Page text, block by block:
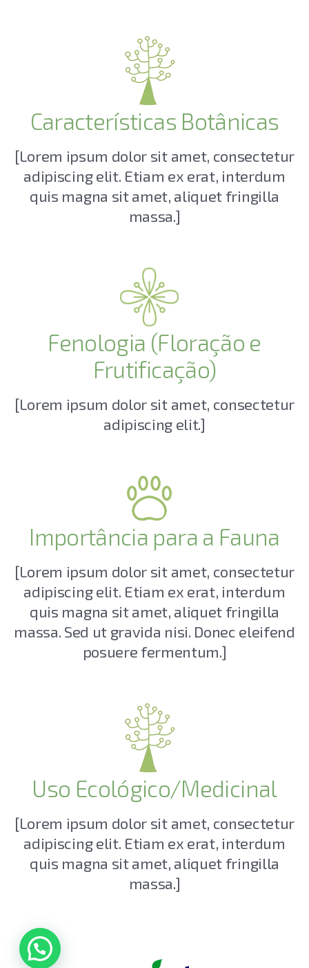
Características Botânicas
[Lorem ipsum dolor sit amet, consectetur
adipiscing elit. Etiam ex erat, interdum
quis magna sit amet, aliquet fringilla
massa.]
Fenologia (Floração e
Frutificação)
[Lorem ipsum dolor sit amet, consectetur
adipiscing elit.]
Importância para a Fauna
[Lorem ipsum dolor sit amet, consectetur
adipiscing elit. Etiam ex erat, interdum
quis magna sit amet, aliquet fringilla
massa. Sed ut gravida nisi. Donec eleifend
posuere fermentum.]
Uso Ecológico/Medicinal
[Lorem ipsum dolor sit amet, consectetur
adipiscing elit. Etiam ex erat, interdum
quis magna sit amet, aliquet fringilla
massa.]